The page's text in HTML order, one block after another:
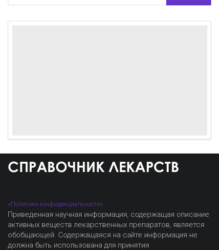
«Политика конфиденциальности»
Приведенная научная информация, содержащая описание
активных веществ лекарственных препаратов, является
обобщающей. Содержащаяся на сайте информация не
должна быть использована для принятия